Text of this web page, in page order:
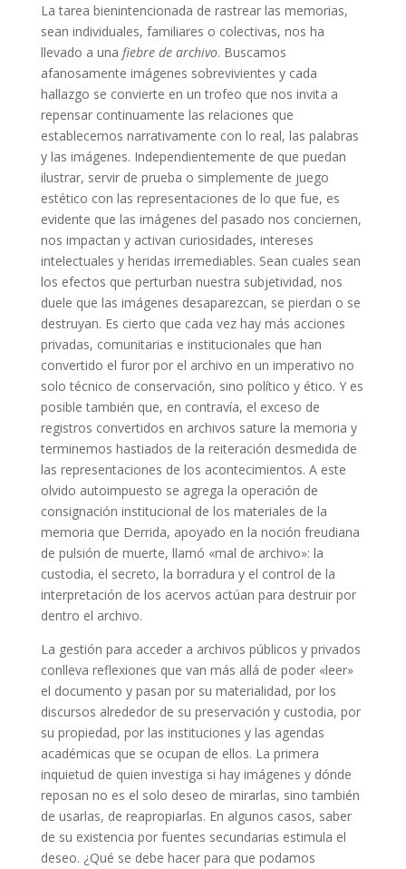
La tarea bienintencionada de rastrear las memorias,
sean individuales, familiares o colectivas, nos ha
llevado a una fiebre de archivo. Buscamos
afanosamente imágenes sobrevivientes y cada
hallazgo se convierte en un trofeo que nos invita a
repensar continuamente las relaciones que
establecemos narrativamente con lo real, las palabras
y las imágenes. Independientemente de que puedan
ilustrar, servir de prueba o simplemente de juego
estético con las representaciones de lo que fue, es
evidente que las imágenes del pasado nos conciernen,
nos impactan y activan curiosidades, intereses
intelectuales y heridas irremediables. Sean cuales sean
los efectos que perturban nuestra subjetividad, nos
duele que las imágenes desaparezcan, se pierdan o se
destruyan. Es cierto que cada vez hay más acciones
privadas, comunitarias e institucionales que han
convertido el furor por el archivo en un imperativo no
solo técnico de conservación, sino político y ético. Y es
posible también que, en contravía, el exceso de
registros convertidos en archivos sature la memoria y
terminemos hastiados de la reiteración desmedida de
las representaciones de los acontecimientos. A este
olvido autoimpuesto se agrega la operación de
consignación institucional de los materiales de la
memoria que Derrida, apoyado en la noción freudiana
de pulsión de muerte, llamó «mal de archivo»: la
custodia, el secreto, la borradura y el control de la
interpretación de los acervos actúan para destruir por
dentro el archivo.
La gestión para acceder a archivos públicos y privados
conlleva reflexiones que van más allá de poder «leer»
el documento y pasan por su materialidad, por los
discursos alrededor de su preservación y custodia, por
su propiedad, por las instituciones y las agendas
académicas que se ocupan de ellos. La primera
inquietud de quien investiga si hay imágenes y dónde
reposan no es el solo deseo de mirarlas, sino también
de usarlas, de reapropiarlas. En algunos casos, saber
de su existencia por fuentes secundarias estimula el
deseo. ¿Qué se debe hacer para que podamos